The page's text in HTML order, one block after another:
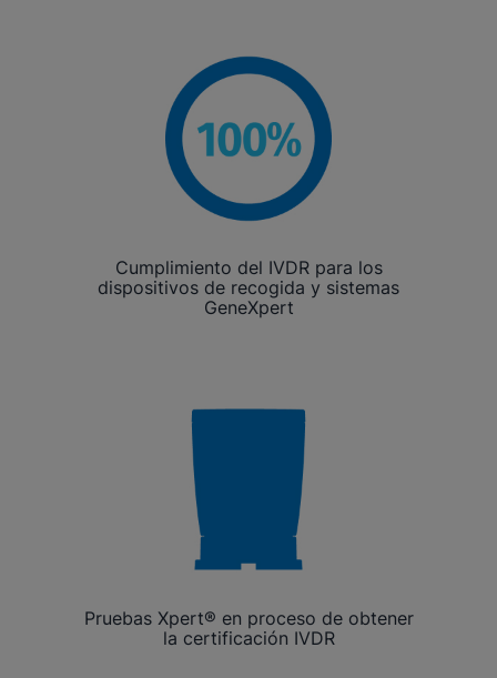
Cumplimiento del IVDR para los
dispositivos de recogida y sistemas
GeneXpert
Pruebas Xpert® en proceso de obtener
la certificación IVDR